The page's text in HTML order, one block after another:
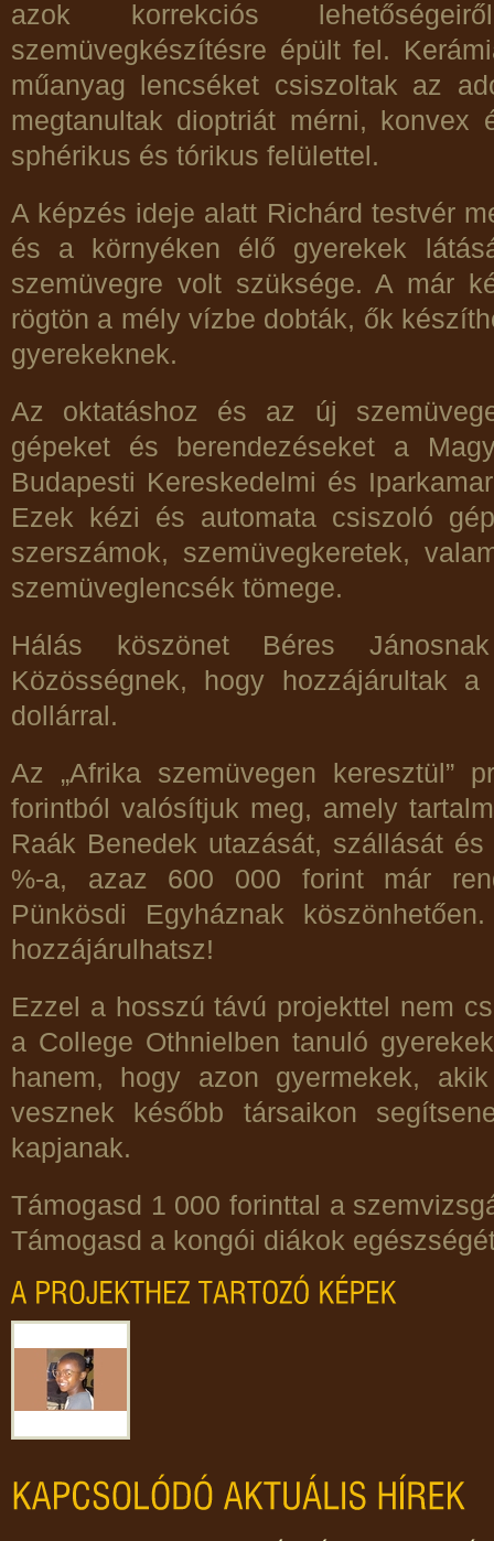
azok korrekciós
szemüvegkészítésre épült fel.
műanyag lencséket csiszoltak az
megtanultak dioptriát mérni, konvex
sphérikus és tórikus felülettel.
A képzés ideje alatt Richárd testvér
és a környéken élő gyerekek
szemüvegre volt szüksége. A már
rögtön a mély vízbe dobták, ők
gyerekeknek.
Az oktatáshoz és az új
gépeket és berendezéseket a
Budapesti Kereskedelmi és
Ezek kézi és automata csiszoló
szerszámok, szemüvegkeretek,
szemüveglencsék tömege.
Hálás köszönet Béres
Közösségnek, hogy hozzájárultak
dollárral.
Az „Afrika szemüvegen keresztül”
forintból valósítjuk meg, amely
Raák Benedek utazását, szállását
%-a, azaz 600 000 forint már
Pünkösdi Egyháznak
hozzájárulhatsz!
Ezzel a hosszú távú projekttel nem
a College Othnielben tanuló
hanem, hogy azon gyermekek,
vesznek később társaikon
kapjanak.
Támogasd 1 000 forinttal a
Támogasd a kongói diákok